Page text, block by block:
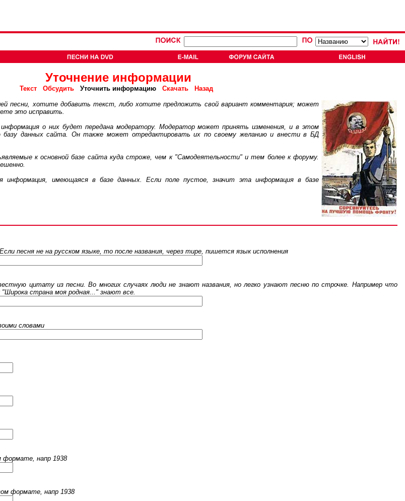
Уточнение информации
Текст Обсудить Уточнить информацию Скачать Назад
песни, хотите добавить текст, либо хотите предложить свой вариант комментария; может
это исправить.
о них будет передана модератору. Модератор может принять изменения, и в этом
базу данных сайта. Он также может отредактировать их по своему желанию и внести в БД
к основной базе сайта куда строже, чем к "Самодеятельности" и тем более к форуму.
имеющаяся в базе данных. Если поле пустое, значит эта информация в базе
песня не на русском языке, то после названия, через тире, пишется язык исполнения
цитату из песни. Во многих случаях люди не знают названия, но легко узнают песню по строчке. Например что
страна моя родная..." знают все.
словами
формате, напр 1938
формате, напр 1938